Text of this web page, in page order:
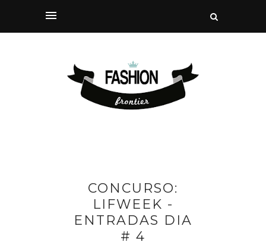
CONCURSO:
LIFWEEK -
ENTRADAS DIA
# 4